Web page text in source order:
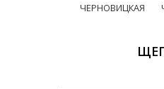
ЧЕРНОВИЦКАЯ